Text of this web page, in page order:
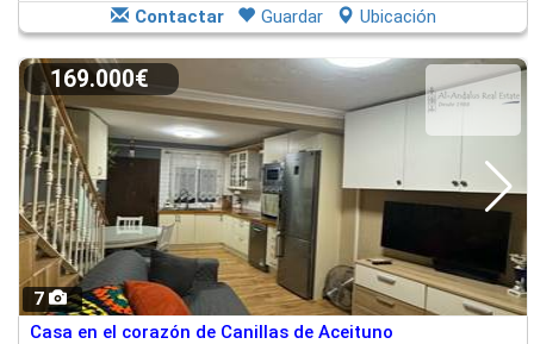
Contactar Guardar Ubicación
7
169.000€
Casa en el corazón de Canillas de Aceituno